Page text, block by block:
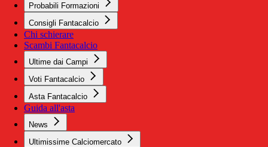
Probabili Formazioni
Consigli Fantacalcio
Chi schierare
Scambi Fantacalcio
Ultime dai Campi
Voti Fantacalcio
Asta Fantacalcio
Guida all'asta
News
Ultimissime Calciomercato